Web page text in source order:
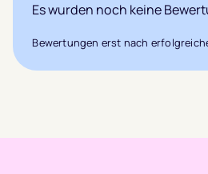
Es wurden noch keine
Bewertungen erst nach